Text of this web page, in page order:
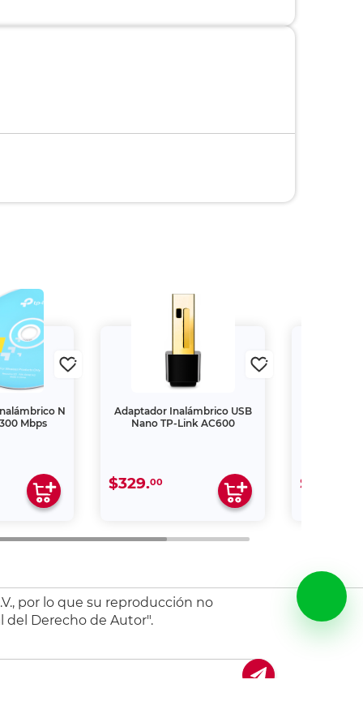
N
Mbps
Adaptador Inalámbrico USB
Nano TP-Link AC600
$329.00 $249.
por lo que su reproducción no
del Derecho de Autor".